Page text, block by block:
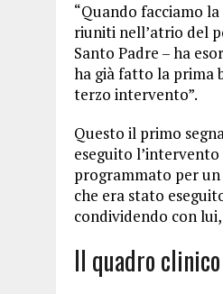
“Quando facciamo
riuniti nell’atrio del
Santo Padre – ha
ha già fatto la prima
terzo intervento”.
Questo il primo
eseguito
programmato per
che era stato
condividendo con
Il quadro